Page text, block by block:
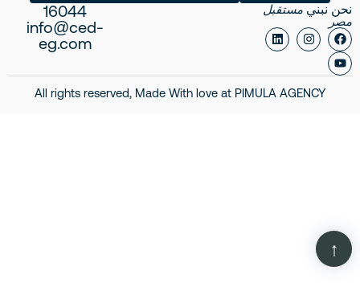
نحن نبني مستقبل
مصر
16044
info@ced-
eg.com
All rights reserved, Made With love at PIMULA AGENCY